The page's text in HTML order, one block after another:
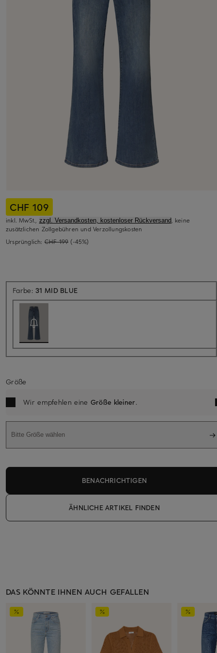
CHF 109
inkl. MwSt., zzgl. Versandkosten, kostenloser Rückversand, keine
zusätzlichen Zollgebühren und Verzollungskosten
Ursprünglich: CHF 199 (-45%)
Farbe:31 MID BLUEAktuell nicht verfügbar
Größe
Wir empfehlen eine Größe kleiner.
Bitte Größe wählen
BENACHRICHTIGEN
ÄHNLICHE ARTIKEL FINDEN
DAS KÖNNTE IHNEN AUCH GEFALLEN